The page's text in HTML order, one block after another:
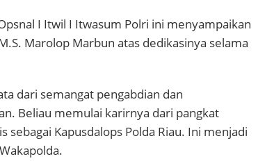
I Itwil I Itwasum Polri ini menyampaikan
Marolop Marbun atas dedikasinya selama
dari semangat pengabdian dan
Beliau memulai karirnya dari pangkat
Kapusdalops Polda Riau. Ini menjadi